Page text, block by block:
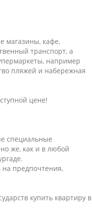
магазины, кафе,
транспорт, а
например
пляжей и набережная
цене!
специальные
же, как и в любой
на предпочтения,
купить квартиру в